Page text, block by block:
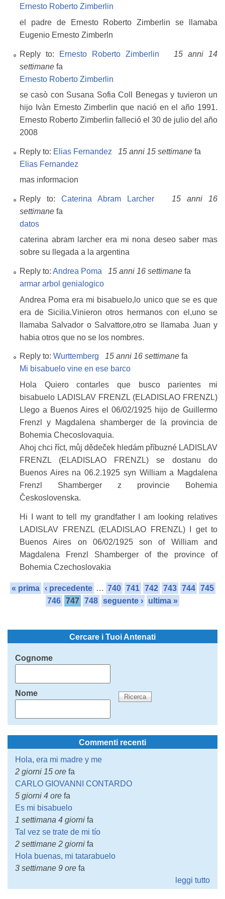
Ernesto Roberto Zimberlin
el padre de Ernesto Roberto Zimberlin se llamaba
Eugenio Ernesto Zimberln
Reply to: Ernesto Roberto Zimberlin
15 anni 14
settimane fa
Ernesto Roberto Zimberlin
se casò con Susana Sofia Coll Benegas y tuvieron un
hijo Ivàn Ernesto Zimberlin que nació en el año 1991.
Ernesto Roberto Zimberlin falleció el 30 de julio del año
2008
Reply to: Elias Fernandez 15 anni 15 settimane fa
Elias Fernandez
mas informacion
Reply to: Caterina Abram Larcher
15 anni 16
settimane fa
datos
caterina abram larcher era mi nona deseo saber mas
sobre su llegada a la argentina
Reply to: Andrea Poma 15 anni 16 settimane fa
armar arbol genialogico
Andrea Poma era mi bisabuelo,lo unico que se es que
era de Sicilia.Vinieron otros hermanos con el,uno se
llamaba Salvador o Salvattore,otro se llamaba Juan y
habia otros que no se los nombres.
Reply to: Wurttemberg 15 anni 16 settimane fa
Mi bisabuelo vine en ese barco
Hola Quiero contarles que busco parientes mi
bisabuelo LADISLAV FRENZL (ELADISLAO FRENZL)
Llego a Buenos Aires el 06/02/1925 hijo de Guillermo
Frenzl y Magdalena shamberger de la provincia de
Bohemia Checoslovaquia.
Ahoj chci říct, můj dědeček hledám příbuzné LADISLAV
FRENZL (ELADISLAO FRENZL) se dostanu do
Buenos Aires na 06.2.1925 syn William a Magdalena
Frenzl Shamberger z provincie Bohemia
Československa.
Hi I want to tell my grandfather I am looking relatives
LADISLAV FRENZL (ELADISLAO FRENZL) I get to
Buenos Aires on 06/02/1925 son of William and
Magdalena Frenzl Shamberger of the province of
Bohemia Czechoslovakia
« prima ‹ precedente … 740 741 742 743 744
745
746 747 748 seguente › ultima »
Cercare i Tuoi Antenati
Cognome
Nome
Commenti recenti
Hola, era mi madre y me
2 giorni 15 ore fa
CARLO GIOVANNI CONTARDO
5 giorni 4 ore fa
Es mi bisabuelo
1 settimana 4 giorni fa
Tal vez se trate de mi tío
2 settimane 2 giorni fa
Hola buenas, mi tatarabuelo
3 settimane 9 ore fa
leggi tutto